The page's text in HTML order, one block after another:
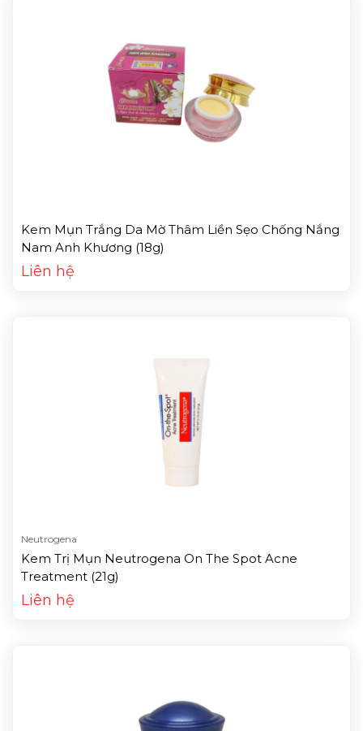
Kem Mụn Trắng Da Mờ Thâm Liền Sẹo Chống Nắng
Nam Anh Khương (18g)
Liên hệ
Neutrogena
Kem Trị Mụn Neutrogena On The Spot Acne
Treatment (21g)
Liên hệ